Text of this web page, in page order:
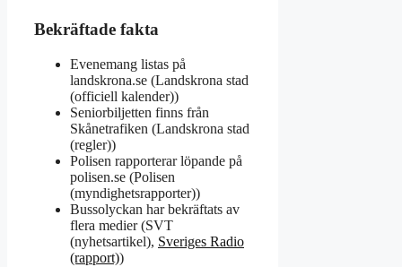
Bekräftade fakta
Evenemang listas på
landskrona.se (Landskrona stad
(officiell kalender))
Seniorbiljetten finns från
Skånetrafiken (Landskrona stad
(regler))
Polisen rapporterar löpande på
polisen.se (Polisen
(myndighetsrapporter))
Bussolyckan har bekräftats av
flera medier (SVT
(nyhetsartikel), Sveriges Radio
(rapport))